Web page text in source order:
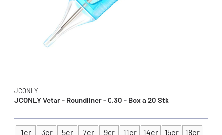
JCONLY
JCONLY Vetar - Roundliner - 0.30 - Box a 20 Stk
1er 3er 5er 7er 9er 11er 14er 15er 18er